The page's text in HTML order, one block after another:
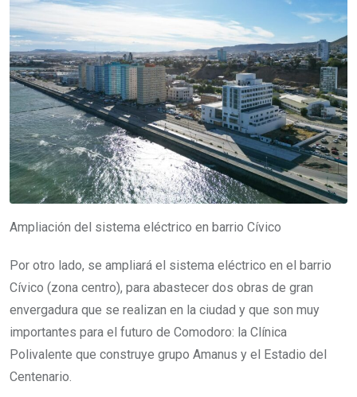
Ampliación del sistema eléctrico en barrio Cívico
Por otro lado, se ampliará el sistema eléctrico en el barrio
Cívico (zona centro), para abastecer dos obras de gran
envergadura que se realizan en la ciudad y que son muy
importantes para el futuro de Comodoro: la Clínica
Polivalente que construye grupo Amanus y el Estadio del
Centenario.